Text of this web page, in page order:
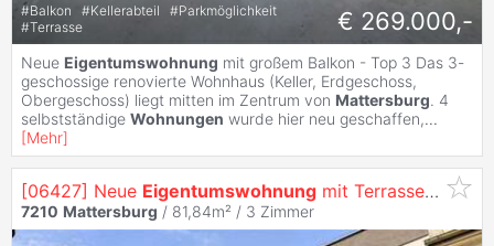
#Balkon #Kellerabteil #Parkmöglichkeit
#Terrasse € 269.000,-
Neue Eigentumswohnung mit großem Balkon - Top 3 Das 3-
geschossige renovierte Wohnhaus (Keller, Erdgeschoss,
Obergeschoss) liegt mitten im Zentrum von Mattersburg. 4
selbstständige Wohnungen wurde hier neu geschaffen,...
[Mehr]
[06427] Neue Eigentumswohnung mit Terrasse - Top 1
7210 Mattersburg / 81,84m² / 3 Zimmer